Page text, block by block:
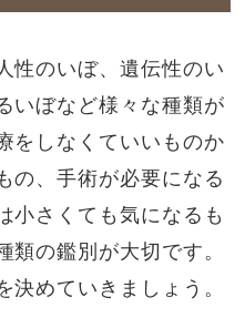
性のいぼ、遺伝性のい
いぼなど様々な種類が
をしなくていいものか
の、手術が必要になる
小さくても気になるも
の鑑別が大切です。
決めていきましょう。